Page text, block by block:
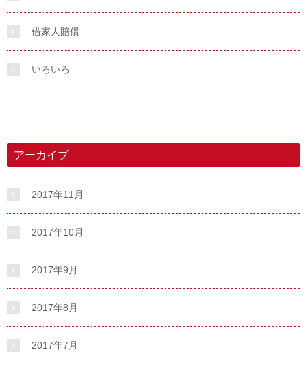
借家人賠償
いろいろ
アーカイブ
2017年11月
2017年10月
2017年9月
2017年8月
2017年7月